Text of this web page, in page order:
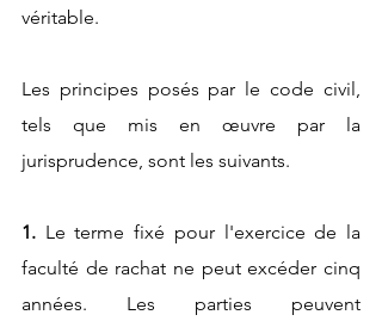
véritable.
Les principes posés par le code civil,
tels que mis en œuvre par la
jurisprudence, sont les suivants.
1. Le terme fixé pour l'exercice de la
faculté de rachat ne peut excéder cinq
années. Les parties peuvent